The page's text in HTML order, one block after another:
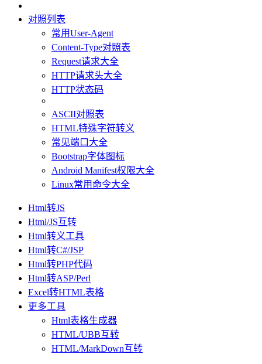
对照列表
常用User-Agent
Content-Type对照表
Request请求大全
HTTP请求头大全
HTTP状态码
ASCII对照表
HTML特殊字符转义
常见端口大全
Bootstrap字体图标
Android Manifest权限大全
Linux常用命令大全
Html转JS
Html/JS互转
Html转义工具
Html转C#/JSP
Html转PHP代码
Html转ASP/Perl
Excel转HTML表格
更多工具
Html表格生成器
HTML/UBB互转
HTML/MarkDown互转